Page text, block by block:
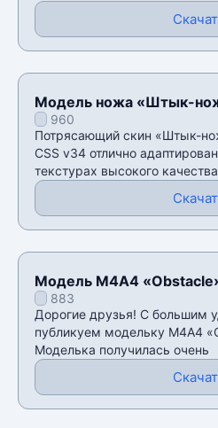
Модель ножа «Штык-
для CSS v34
960
Потрясающий скин «Штык-
CSS v34 отлично
текстурах высокого
Модель М4А4
883
Дорогие друзья! С большим
публикуем модельку М4А4
Моделька получилась очень